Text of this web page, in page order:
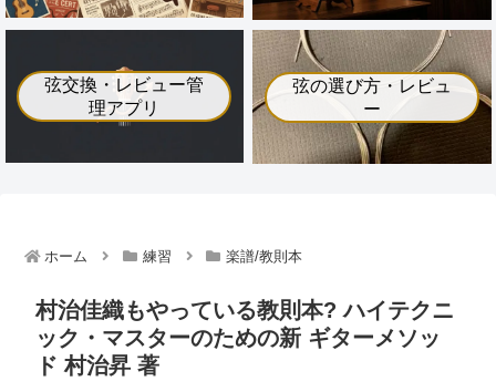
弦交換・レビュー管
理アプリ
弦の選び方・レビュ
ー
ホーム 練習 楽譜/教則本
村治佳織もやっている教則本? ハイテクニ
ック・マスターのための新 ギターメソッ
ド 村治昇 著